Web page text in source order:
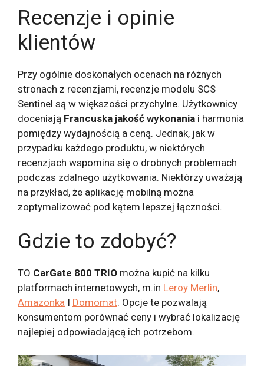
Recenzje i opinie
klientów
Przy ogólnie doskonałych ocenach na różnych
stronach z recenzjami, recenzje modelu SCS
Sentinel są w większości przychylne. Użytkownicy
doceniają Francuska jakość wykonania i harmonia
pomiędzy wydajnością a ceną. Jednak, jak w
przypadku każdego produktu, w niektórych
recenzjach wspomina się o drobnych problemach
podczas zdalnego użytkowania. Niektórzy uważają
na przykład, że aplikację mobilną można
zoptymalizować pod kątem lepszej łączności.
Gdzie to zdobyć?
TO CarGate 800 TRIO można kupić na kilku
platformach internetowych, m.in Leroy Merlin,
Amazonka I Domomat. Opcje te pozwalają
konsumentom porównać ceny i wybrać lokalizację
najlepiej odpowiadającą ich potrzebom.